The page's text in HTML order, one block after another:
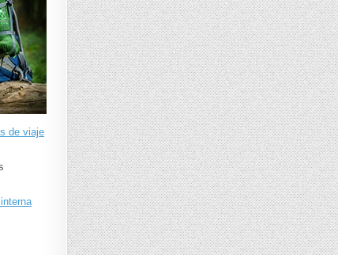
de viaje
linterna